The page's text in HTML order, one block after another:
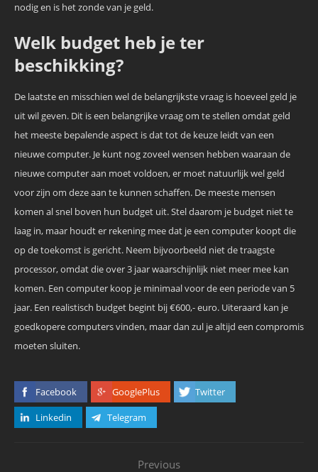
nodig en is het zonde van je geld.
Welk budget heb je ter
beschikking?
De laatste en misschien wel de belangrijkste vraag is hoeveel geld je
uit wil geven. Dit is een belangrijke vraag om te stellen omdat geld
het meeste bepalende aspect is dat tot de keuze leidt van een
nieuwe computer. Je kunt nog zoveel wensen hebben waaraan de
nieuwe computer aan moet voldoen, er moet natuurlijk wel geld
voor zijn om deze aan te kunnen schaffen. De meeste mensen
komen al snel boven hun budget uit. Stel daarom je budget niet te
laag in, maar houdt er rekening mee dat je een computer koopt die
op de toekomst is gericht. Neem bijvoorbeeld niet de traagste
processor, omdat die over 3 jaar waarschijnlijk niet meer mee kan
komen. Een computer koop je minimaal voor de een periode van 5
jaar. Een realistisch budget begint bij €600,- euro. Uiteraard kan je
goedkopere computers vinden, maar dan zul je altijd een compromis
moeten sluiten.
Facebook GooglePlus
Twitter
Linkedin
Telegram
Previous